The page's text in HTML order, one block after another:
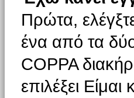
Πρώτα,
ένα από τα
COPPA
επιλέξει